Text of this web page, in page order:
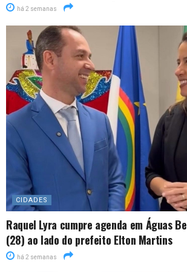
há 2 semanas
CIDADES
Raquel Lyra cumpre agenda em Águas
(28) ao lado do prefeito Elton Martins
há 2 semanas